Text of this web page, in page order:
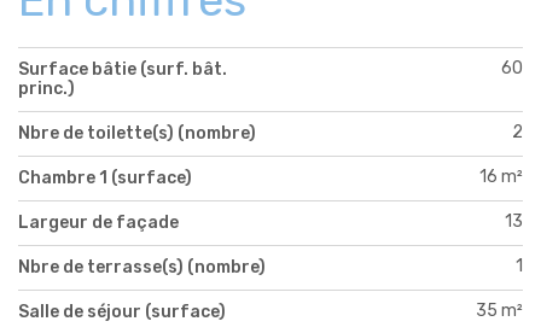
Surface bâtie (surf. bât.
princ.)
60
Nbre de toilette(s) (nombre) 2
Chambre 1 (surface) 16 m²
Largeur de façade 13
Nbre de terrasse(s) (nombre) 1
Salle de séjour (surface) 35 m²